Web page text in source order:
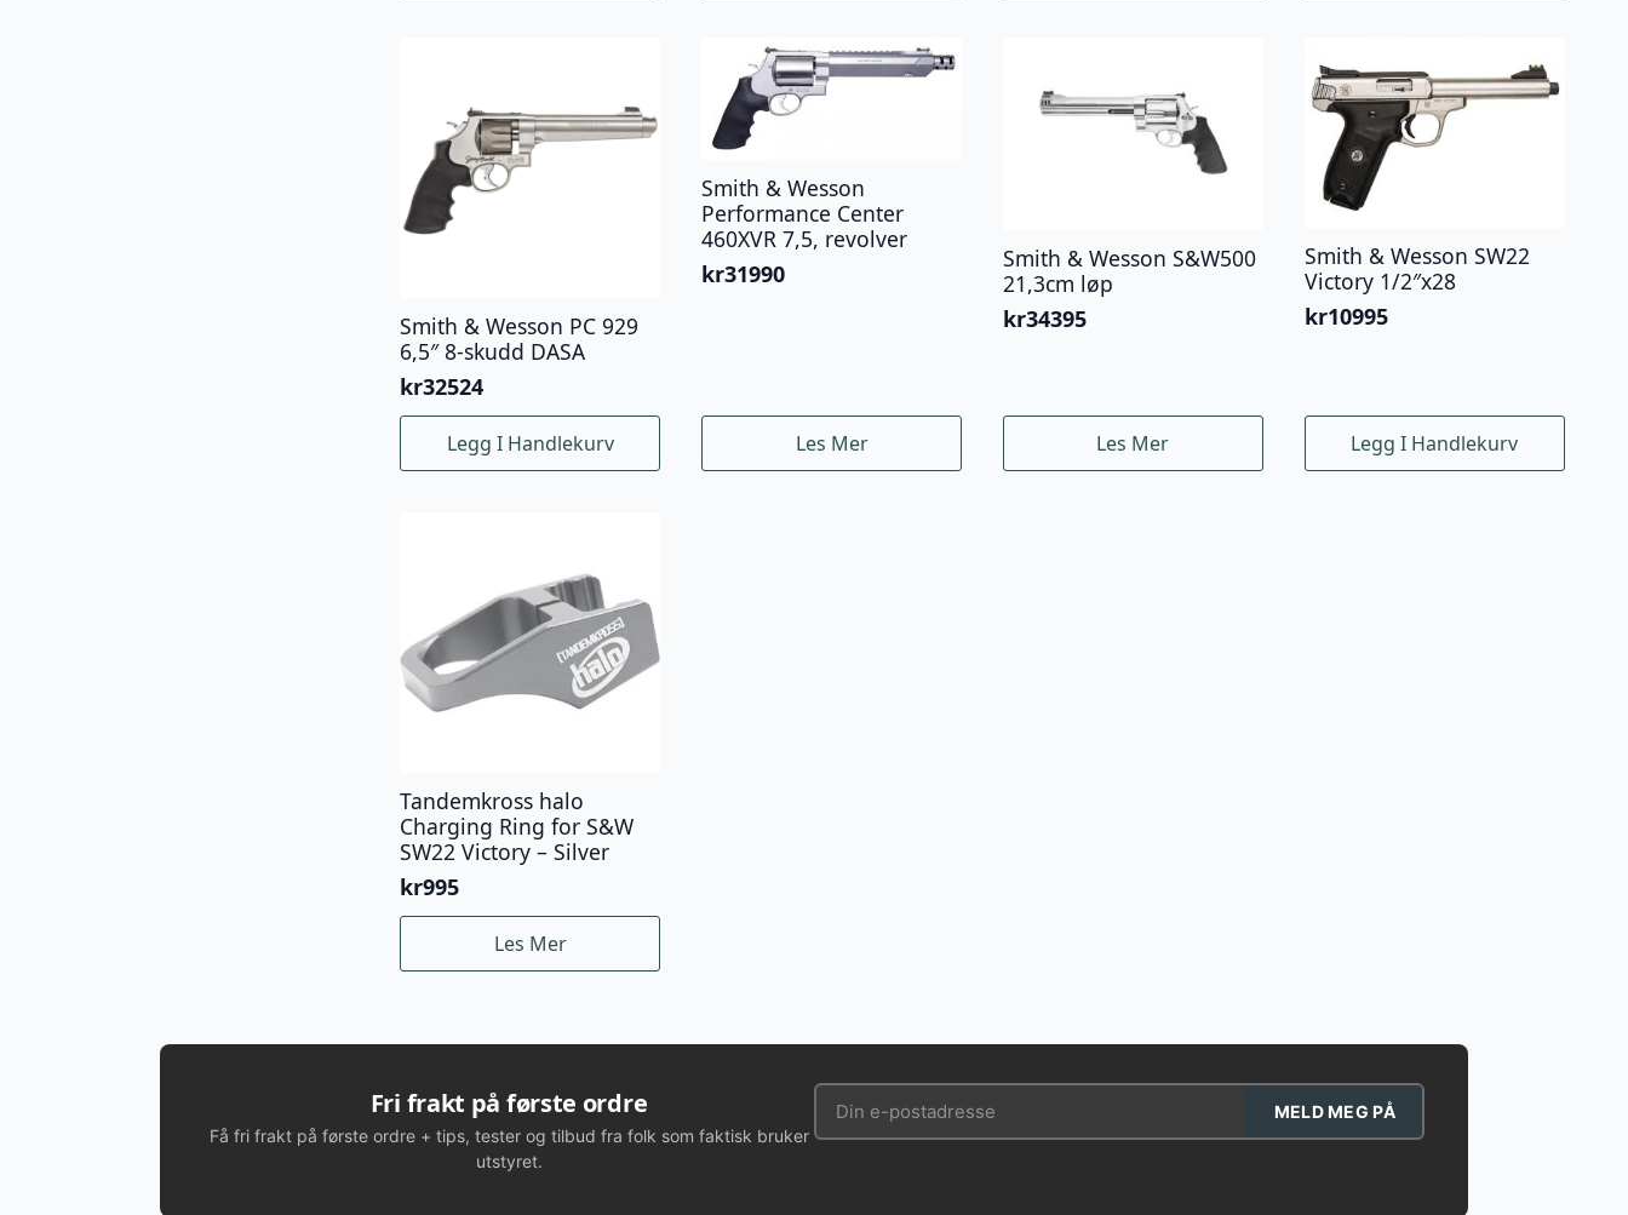
Smith & Wesson PC 929
6,5″ 8-skudd DASA
kr32524
Legg I Handlekurv
Smith & Wesson
Performance Center
460XVR 7,5, revolver
kr31990
Les Mer
Smith & Wesson S&W500
21,3cm løp
kr34395
Les Mer
Smith & Wesson SW22
Victory 1/2″x28
kr10995
Legg I Handlekurv
Tandemkross halo
Charging Ring for S&W
SW22 Victory – Silver
kr995
Les Mer
Fri frakt på første ordre
Få fri frakt på første ordre + tips, tester og tilbud fra folk som faktisk bruker
utstyret.
MELD MEG PÅ